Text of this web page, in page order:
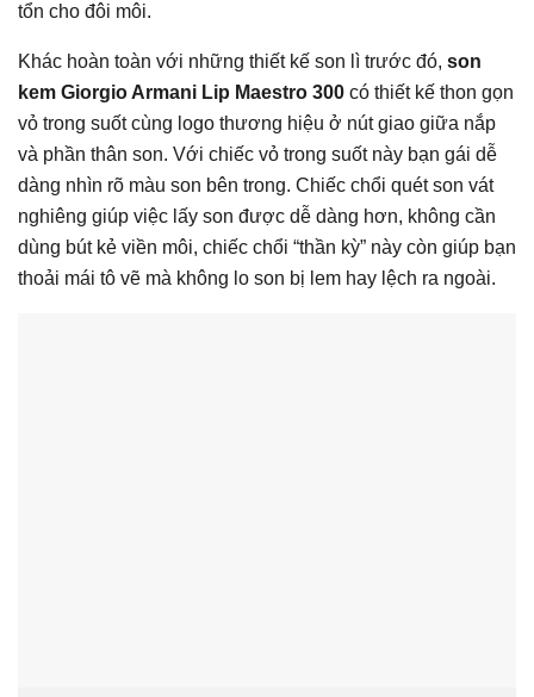
tổn cho đôi môi.
Khác hoàn toàn với những thiết kế son lì trước đó, son
kem Giorgio Armani Lip Maestro 300 có thiết kế thon gọn
vỏ trong suốt cùng logo thương hiệu ở nút giao giữa nắp
và phần thân son. Với chiếc vỏ trong suốt này bạn gái dễ
dàng nhìn rõ màu son bên trong. Chiếc chổi quét son vát
nghiêng giúp việc lấy son được dễ dàng hơn, không cần
dùng bút kẻ viền môi, chiếc chổi “thần kỳ” này còn giúp bạn
thoải mái tô vẽ mà không lo son bị lem hay lệch ra ngoài.